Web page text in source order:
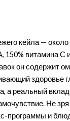
кейла — около
150% витамина С
он содержит
здоровье
а реальный
Не зря
программы и